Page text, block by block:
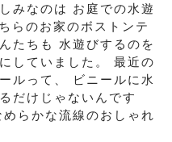
みなのは お庭での水遊
らのお家のボストンテ
たちも 水遊びするのを
していました。 最近の
ルって、 ビニールに水
だけじゃないんです
めらかな流線のおしゃれ